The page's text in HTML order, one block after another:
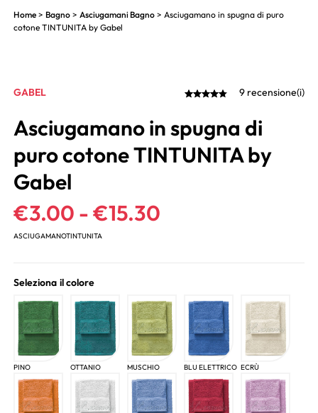
Home > Bagno > Asciugamani Bagno > Asciugamano in spugna di puro
cotone TINTUNITA by Gabel
GABEL 9 recensione(i)
Asciugamano in spugna di
puro cotone TINTUNITA by
Gabel
€3.00 -€15.30
ASCIUGAMANOTINTUNITA
Seleziona il colore
PINO OTTANIO MUSCHIO BLU ELETTRICO ECRÙ